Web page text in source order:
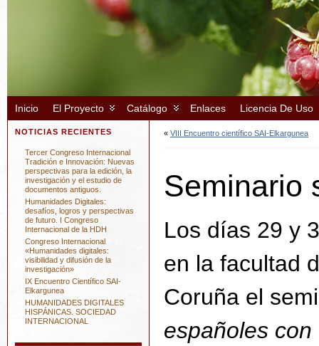
Inicio El Proyecto Catálogo Enlaces Licencia De Uso
NOTICIAS RECIENTES
Tercer Congreso Internacional
Tradición e Innovación: Nuevas
perspectivas para la edición, la
investigación y el estudio de
documentos antiguos.
Humanidades Digitales:
desafíos, logros y perspectivas
de futuro. I Congreso
Internacional de la HDH
Congreso Internacional
«Humanidades digitales:
visibilidad y difusión de la
investigación»
IX Encuentro Científico SAI-
Elkargunea
HUMANIDADES DIGITALES
HISPÁNICAS. SOCIEDAD
INTERNACIONAL
« VIII Encuentro científico SAI-Elkargunea
Seminario
Los días 29 y
en la facultad
Coruña el
españoles